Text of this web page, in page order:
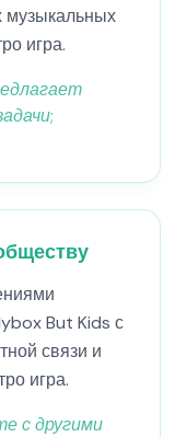
музыкальных
игра.
But Kids с
связи и
игра.
с другими